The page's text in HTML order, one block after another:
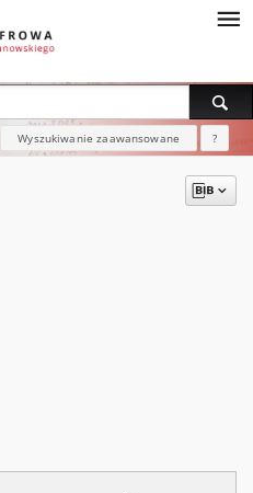
Wyszukiwanie zaawansowane ?